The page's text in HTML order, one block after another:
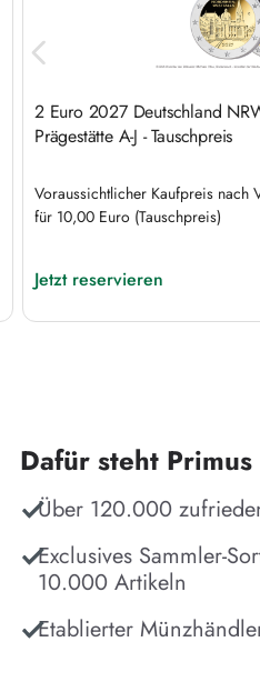
2 Euro 2027 Deutschland
Prägestätte A-J - Tauschpreis
Voraussichtlicher Kaufpreis nach
für 10,00 Euro (Tauschpreis)
Jetzt reservieren
Dafür steht Primus
Über 120.000
Exclusives Sammler-
10.000 Artikeln
Etablierter